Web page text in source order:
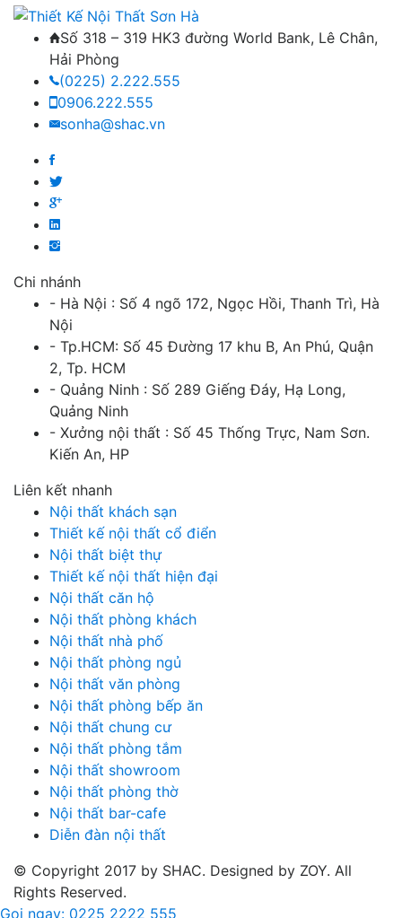
Số 318 – 319 HK3 đường World Bank, Lê Chân,
Hải Phòng
(0225) 2.222.555
0906.222.555
sonha@shac.vn
Chi nhánh
- Hà Nội : Số 4 ngõ 172, Ngọc Hồi, Thanh Trì, Hà
Nội
- Tp.HCM: Số 45 Đường 17 khu B, An Phú, Quận
2, Tp. HCM
- Quảng Ninh : Số 289 Giếng Đáy, Hạ Long,
Quảng Ninh
- Xưởng nội thất : Số 45 Thống Trực, Nam Sơn.
Kiến An, HP
Liên kết nhanh
Nội thất khách sạn
Thiết kế nội thất cổ điển
Nội thất biệt thự
Thiết kế nội thất hiện đại
Nội thất căn hộ
Nội thất phòng khách
Nội thất nhà phố
Nội thất phòng ngủ
Nội thất văn phòng
Nội thất phòng bếp ăn
Nội thất chung cư
Nội thất phòng tắm
Nội thất showroom
Nội thất phòng thờ
Nội thất bar-cafe
Diễn đàn nội thất
© Copyright 2017 by SHAC. Designed by ZOY. All
Rights Reserved.
Gọi ngay: 0225 2222 555